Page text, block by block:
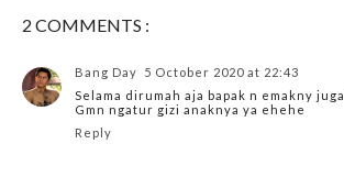
2 COMMENTS :
Bang Day
5 October 2020 at 22:43
Selama dirumah aja bapak n emakny
Gmn ngatur gizi anaknya ya ehehe
Reply